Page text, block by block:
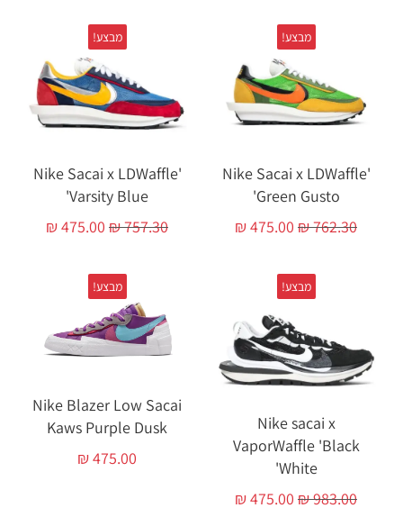
מבצע!
'Nike Sacai x LDWaffle
'Green Gusto
₪762.30
₪475.00
מבצע!
'Nike Sacai x LDWaffle
'Varsity Blue
₪757.30
₪475.00
מבצע!
Nike sacai x
VaporWaffle 'Black
White'
₪983.00
₪475.00
מבצע!
Nike Blazer Low Sacai
Kaws Purple Dusk
₪475.00